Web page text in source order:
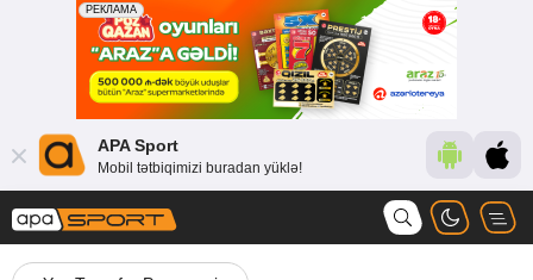
APA Sport
Mobil tətbiqimizi buradan yüklə!